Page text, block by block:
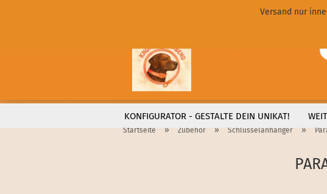
Versand nur
KONFIGURATOR - GESTALTE DEIN UNIKAT!
Startseite » Zubehör » Schlüsselanhänger »